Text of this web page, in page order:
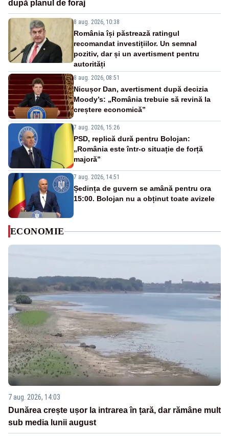
după planul de foraj
8 aug. 2026, 10:38
România își păstrează ratingul
recomandat investițiilor. Un semnal
pozitiv, dar și un avertisment pentru
autorități
8 aug. 2026, 08:51
Nicușor Dan, avertisment după decizia
Moody’s: „România trebuie să revină la
creștere economică”
7 aug. 2026, 15:26
PSD, replică dură pentru Bolojan:
„România este într-o situație de forță
majoră”
7 aug. 2026, 14:51
Ședința de guvern se amână pentru ora
15:00. Bolojan nu a obținut toate avizele
ECONOMIE
7 aug. 2026, 14:03
Dunărea crește ușor la intrarea în țară, dar rămâne mult
sub media lunii august